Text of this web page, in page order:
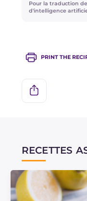
Pour la traduction
d'intelligence
PRINT THE
RECETTES